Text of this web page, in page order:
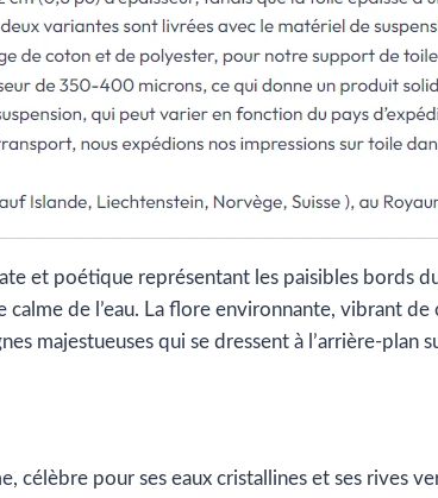
et poétique représentant les paisibles bords
de l’eau. La flore environnante, vibrant
majestueuses qui se dressent à l’arrière-
célèbre pour ses eaux cristallines et ses rives